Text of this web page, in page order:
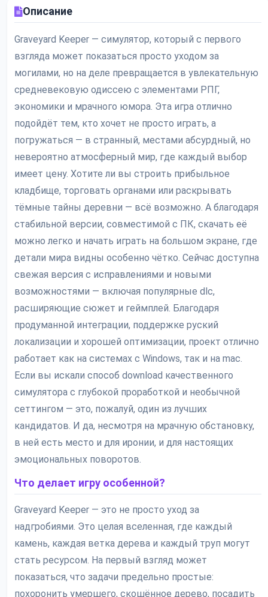
Описание
Graveyard Keeper — симулятор, который с первого
взгляда может показаться просто уходом за
могилами, но на деле превращается в увлекательную
средневековую одиссею с элементами РПГ,
экономики и мрачного юмора. Эта игра отлично
подойдёт тем, кто хочет не просто играть, а
погружаться — в странный, местами абсурдный, но
невероятно атмосферный мир, где каждый выбор
имеет цену. Хотите ли вы строить прибыльное
кладбище, торговать органами или раскрывать
тёмные тайны деревни — всё возможно. А благодаря
стабильной версии, совместимой с ПК, скачать её
можно легко и начать играть на большом экране, где
детали мира видны особенно чётко. Сейчас доступна
свежая версия с исправлениями и новыми
возможностями — включая популярные dlc,
расширяющие сюжет и геймплей. Благодаря
продуманной интеграции, поддержке руский
локализации и хорошей оптимизации, проект отлично
работает как на системах с Windows, так и на mac.
Если вы искали способ download качественного
симулятора с глубокой проработкой и необычной
сеттингом — это, пожалуй, один из лучших
кандидатов. И да, несмотря на мрачную обстановку,
в ней есть место и для иронии, и для настоящих
эмоциональных поворотов.
Что делает игру особенной?
Graveyard Keeper — это не просто уход за
надгробиями. Это целая вселенная, где каждый
камень, каждая ветка дерева и каждый труп могут
стать ресурсом. На первый взгляд может
показаться, что задачи предельно простые:
похоронить умершего, скошённое дерево, посадить